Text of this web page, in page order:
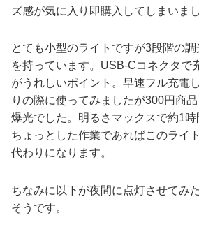
ズ感が気に入り即購入してしまいまし
とても小型のライトですが3段階の
を持っています。USB-Cコネクタで
がうれしいポイント。早速フル充電
りの際に使ってみましたが300円商
爆光でした。明るさマックスで約1時
ちょっとした作業であればこのライ
代わりになります。
ちなみに以下が夜間に点灯させてみ
そうです。